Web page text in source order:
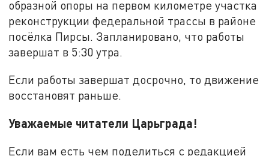
образной опоры на первом километре участка
реконструкции федеральной трассы в районе
посёлка Пирсы. Запланировано, что работы
завершат в 5:30 утра.
Если работы завершат досрочно, то движение
восстановят раньше.
Уважаемые читатели Царьграда!
Если вам есть чем поделиться с редакцией